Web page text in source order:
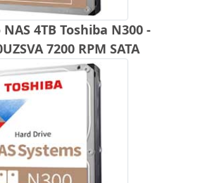
4TB Toshiba N300 -
7200 RPM SATA